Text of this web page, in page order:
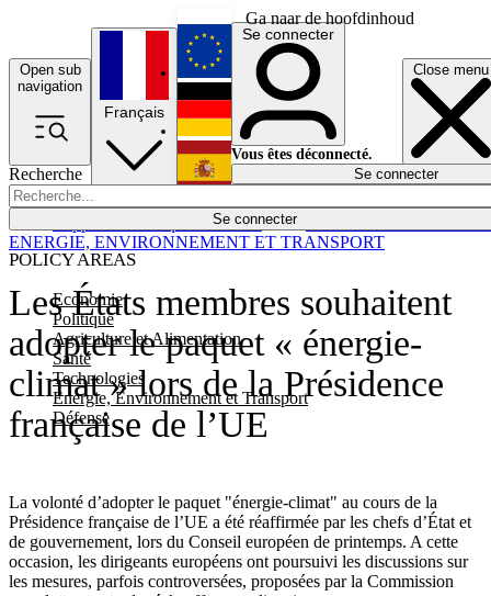
Ga naar de hoofdinhoud
Open sub
navigation
Close menu
Recherche
Se connecter
POLICY AREAS
Economie
Politique
Agriculture et Alimentation
Santé
Technologies
Energie, Environnement et Transport
Défense
Économie
Français
English
Deutsch
Español
Se connecter
Vous êtes déconnecté.
Se connecter
Les États membres souhaitent
adopter le paquet « énergie-
climat » lors de la Présidence
française de l’UE
La volonté d’adopter le paquet "énergie-climat" au cours de la
Présidence française de l’UE a été réaffirmée par les chefs d’État et
de gouvernement, lors du Conseil européen de printemps. A cette
occasion, les dirigeants européens ont poursuivi les discussions sur
les mesures, parfois controversées, proposées par la Commission
ENERGIE, ENVIRONNEMENT ET TRANSPORT